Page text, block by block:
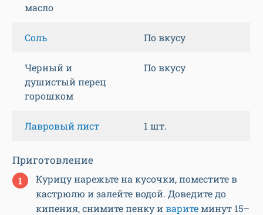
масло
Соль По вкусу
Черный и
душистый перец
горошком
По вкусу
Лавровый лист 1 шт.
Приготовление
Курицу нарежьте на кусочки, поместите в
кастрюлю и залейте водой. Доведите до
кипения, снимите пенку и варитеминут 15–